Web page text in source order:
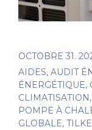
OCTOBRE 31.
AIDES, AUDIT
ÉNERGÉTIQUE,
CLIMATISATION,
POMPE À
GLOBALE,